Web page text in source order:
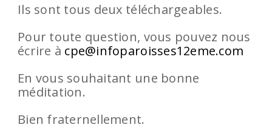
Ils sont tous deux téléchargeables.
Pour toute question, vous pouvez nous
écrire à cpe@infoparoisses12eme.com
En vous souhaitant une bonne
méditation.
Bien fraternellement.